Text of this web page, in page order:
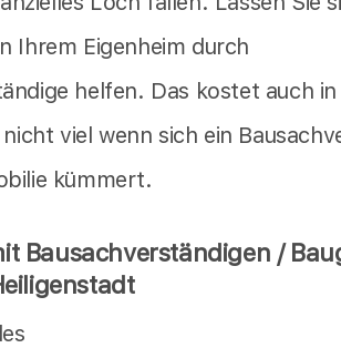
Ihrem Eigenheim durch
helfen. Das kostet auch
viel wenn sich ein
kümmert.
Bausachverständigen /